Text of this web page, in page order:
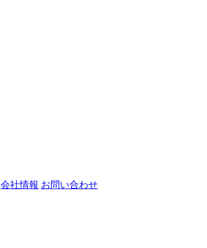
会社情報 お問い合わせ